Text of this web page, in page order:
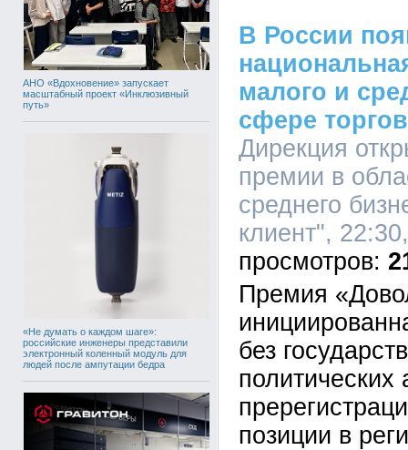
АНО «Вдохновение» запускает
масштабный проект «Инклюзивный
путь»
«Не думать о каждом шаге»:
российские инженеры представили
электронный коленный модуль для
людей после ампутации бедра
В России
малого и
сфере
Дирекция
премии в
среднего
клиент",
Премия
без
позиции в